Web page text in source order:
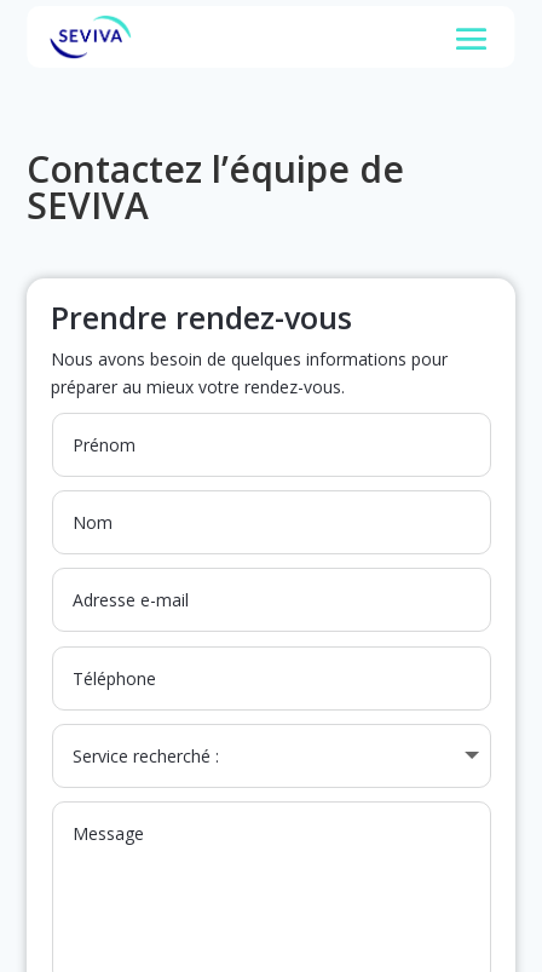
Contactez l’équipe de
SEVIVA
Prendre rendez-vous
Nous avons besoin de quelques informations pour
préparer au mieux votre rendez-vous.